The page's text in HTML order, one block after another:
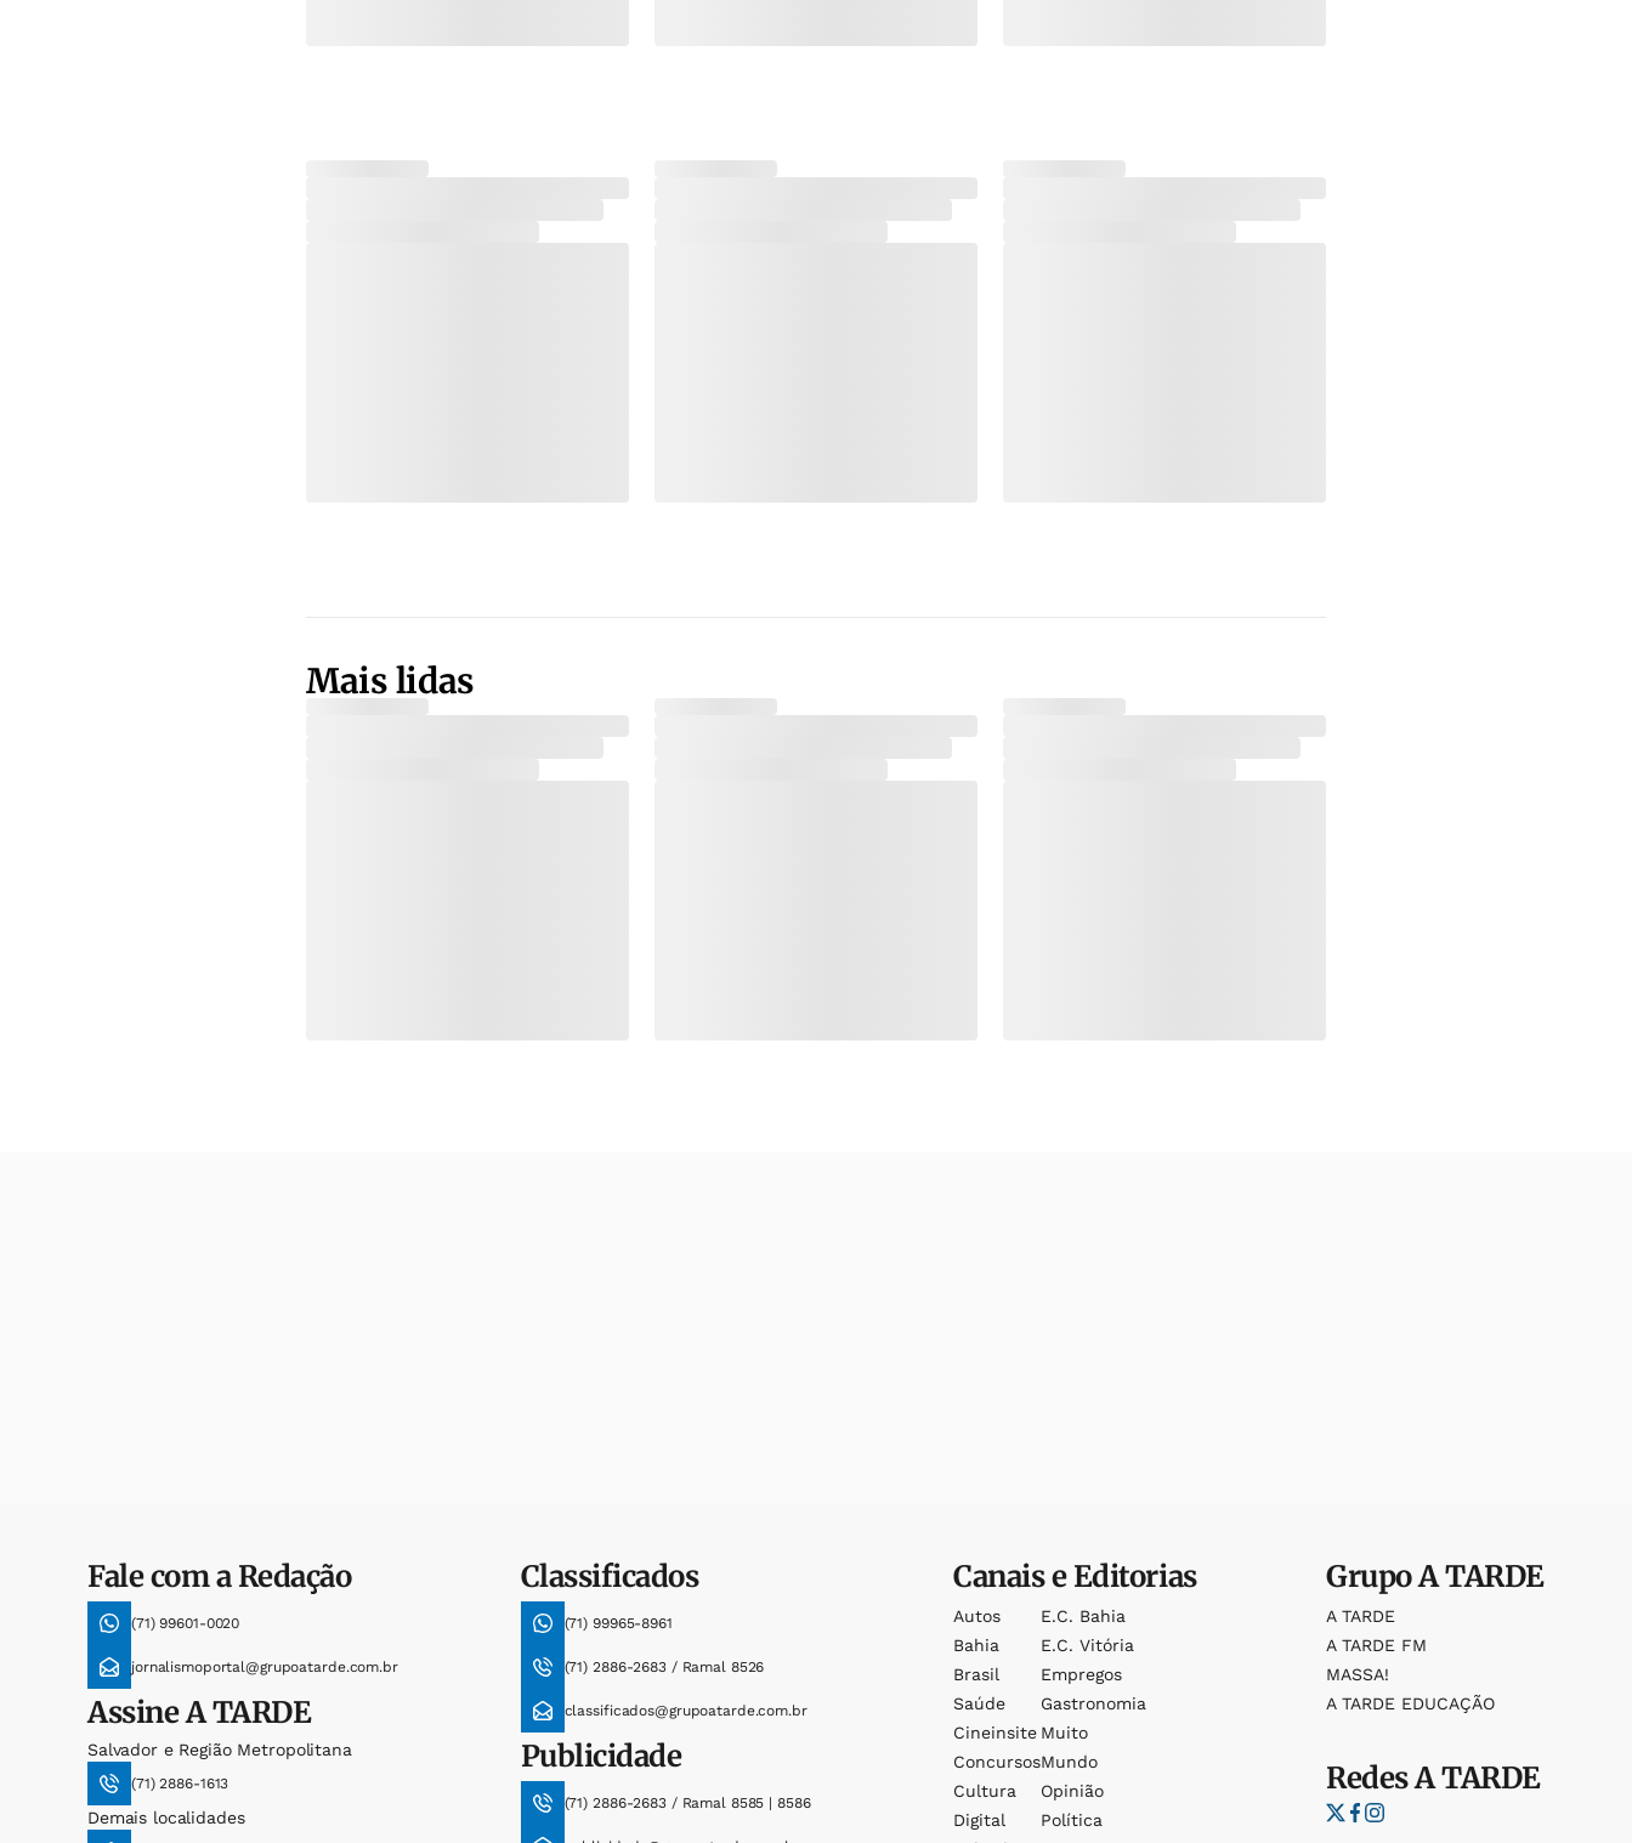
Mais lidas
Fale com a Redação
(71) 99601-0020
jornalismoportal@grupoatarde.com.br
AssineA TARDE
Salvador e Região Metropolitana
(71) 2886-1613
Demais localidades
Classificados
(71) 99965-8961
(71) 2886-2683 / Ramal 8526
classificados@grupoatarde.com.br
Publicidade
(71) 2886-2683 / Ramal 8585 | 8586
Canais e Editorias
Autos
Bahia
Brasil
Saúde
Cineinsite
Concursos
Cultura
Digital
E.c. Bahia
E.c. Vitória
Empregos
Gastronomia
Muito
Mundo
Opinião
Política
GrupoA TARDE
A TARDE
A TARDE FM
MASSA!
A TARDE EDUCAÇÃO
RedesA TARDE